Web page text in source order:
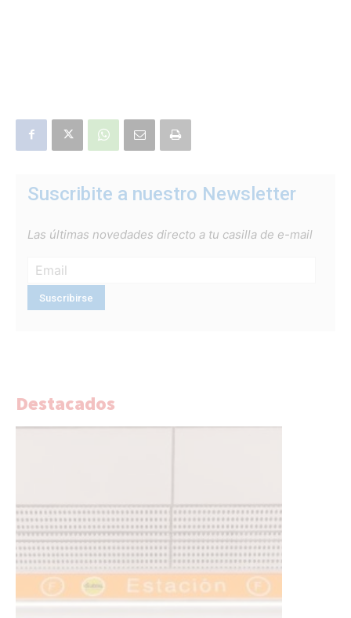
Suscribite a nuestro Newsletter
Las últimas novedades directo a tu casilla de e-mail
Destacados